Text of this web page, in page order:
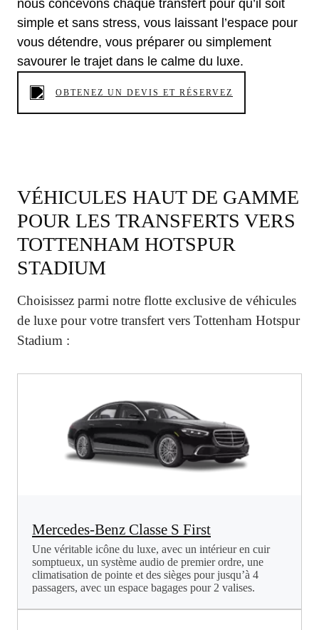
nous concevons chaque transfert pour qu’il soit
simple et sans stress, vous laissant l’espace pour
vous détendre, vous préparer ou simplement
savourer le trajet dans le calme du luxe.
OBTENEZ UN DEVIS ET RÉSERVEZ
VÉHICULES HAUT DE GAMME
POUR LES TRANSFERTS VERS
TOTTENHAM HOTSPUR
STADIUM
Choisissez parmi notre flotte exclusive de véhicules
de luxe pour votre transfert vers Tottenham Hotspur
Stadium :
Mercedes-Benz Classe S First
Une véritable icône du luxe, avec un intérieur en cuir
somptueux, un système audio de premier ordre, une
climatisation de pointe et des sièges pour jusqu’à 4
passagers, avec un espace bagages pour 2 valises.